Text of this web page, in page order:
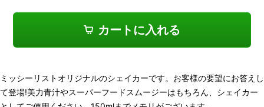
カートに入れる
ミッシーリストオリジナルのシェイカーです。お客様の要望にお答えし
て登場!美力青汁やスーパーフードスムージーはもちろん、シェイカー